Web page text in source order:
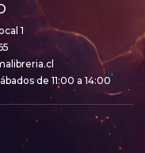
1
de 11:00 a 14:00